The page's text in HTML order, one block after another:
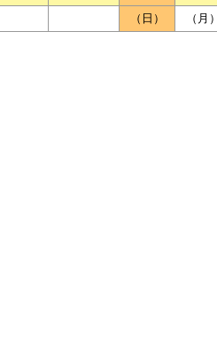
（日）
（月